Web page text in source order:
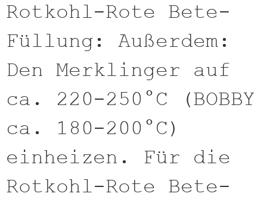
Rotkohl-Rote Bete-
Füllung: Außerdem:
Den Merklinger auf
ca. 220-250°C (BOBBY
ca. 180-200°C)
einheizen. Für die
Rotkohl-Rote Bete-